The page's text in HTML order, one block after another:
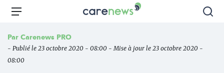
Aller
principal
Carenews,
des
Menu
Par Carenews PRO
- Publié le 23 octobre 2020 - 08:00 - Mise à jour le 23 octobre 2020 -
08:00